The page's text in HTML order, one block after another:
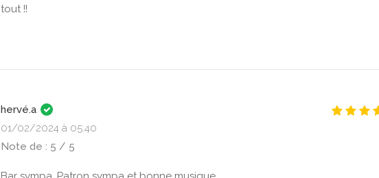
tout !!
hervé.a
01/02/2024 à 05:40
Note de : 5 / 5